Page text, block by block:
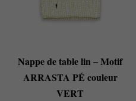
Nappe de table lin – Motif
ARRASTA PÉ couleur
VERT